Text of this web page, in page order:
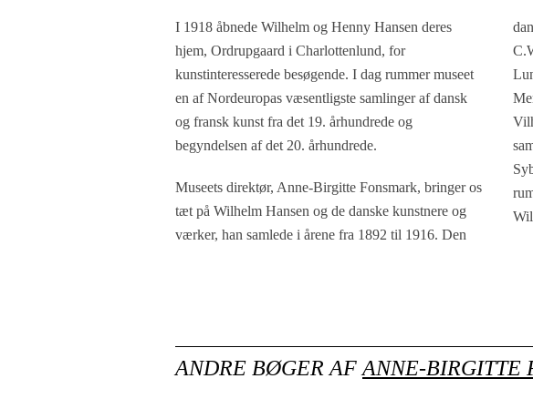
I 1918 åbnede Wilhelm og Henny Hansen deres
hjem, Ordrupgaard i Charlottenlund, for
kunstinteresserede besøgende. I dag rummer museet
en af Nordeuropas væsentligste samlinger af dansk
og fransk kunst fra det 19. århundrede og
begyndelsen af det 20. århundrede.
Museets direktør, Anne-Birgitte Fonsmark, bringer os
tæt på Wilhelm Hansen og de danske kunstnere og
værker, han samlede i årene fra 1892 til 1916. Den
ANDRE BØGER AF ANNE-BIRGITTE